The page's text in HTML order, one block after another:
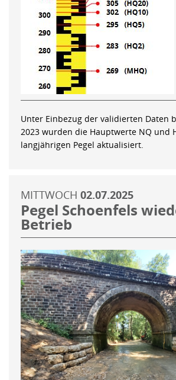
Unter Einbezug der validierten Daten
2023 wurden die Hauptwerte NQ und
langjährigen Pegel aktualisiert.
MITTWOCH 02.07.2025
Pegel Schoenfels
Betrieb